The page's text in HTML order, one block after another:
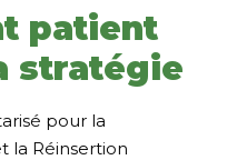
patient
stratégie
pour la
la Réinsertion